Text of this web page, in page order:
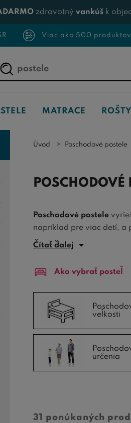
zdravotný vankúš k
Viac ako 500 produktov
Napíšte,
čo
MATRACE ROŠTY
Úvod Poschodové postele
POSCHODOVÉ
Poschodové postele
napríklad pre viac detí, a
byť zakúpenie
multifunkčné
Špeciálnu skupinu tvoria
nedostatok miesta v
vybraťposchodové
modely poschodových
Čítať ďalej
Ako vybrať posteľ
veľkosti
určenia
31 ponúkaných